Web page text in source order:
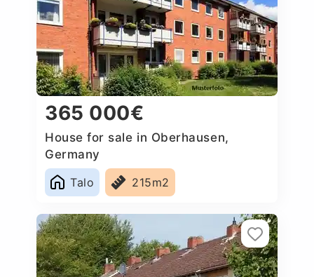
365 000€
House for sale in Oberhausen,
Germany
Talo
215m2